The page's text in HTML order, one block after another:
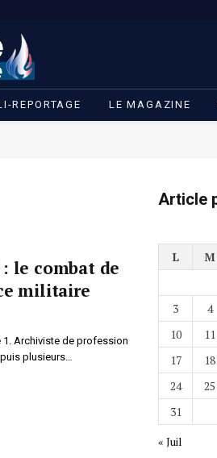
REPORTAGE LE MAGAZINE
le combat de
militaire
1. Archiviste de profession
plusieurs…
Article
L
M
3
4
10
11
17
18
24
25
31
« Juil